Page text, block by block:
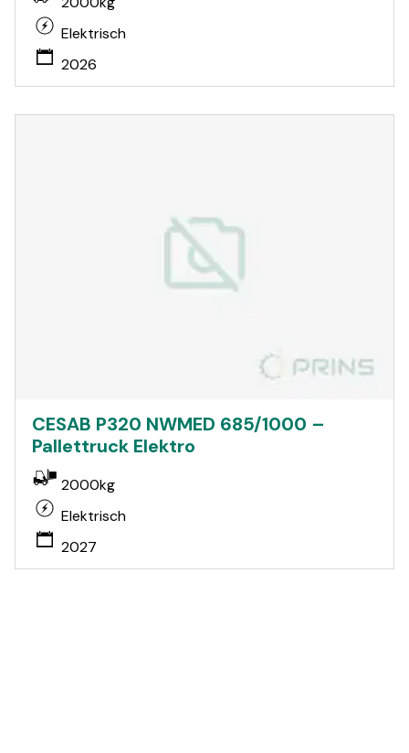
Elektrisch
2026
CESAB P320 NWMED 685/1000 –
Pallettruck Elektro
2000kg
Elektrisch
2027